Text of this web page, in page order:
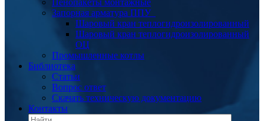
Пенопакеты монтажные
Запорная арматура ППУ
Шаровый кран теплогидроизолированный
Шаровый кран теплогидроизолированный
ОЦ
Промышленные котлы
Библиотека
Статьи
Вопрос ответ
Скачать техническую документацию
Контакты